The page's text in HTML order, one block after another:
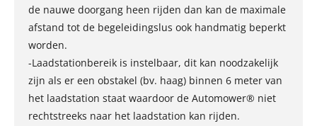
de nauwe doorgang heen rijden dan kan de maximale
afstand tot de begeleidingslus ook handmatig beperkt
worden.
-Laadstationbereik is instelbaar, dit kan noodzakelijk
zijn als er een obstakel (bv. haag) binnen 6 meter van
het laadstation staat waardoor de Automower® niet
rechtstreeks naar het laadstation kan rijden.